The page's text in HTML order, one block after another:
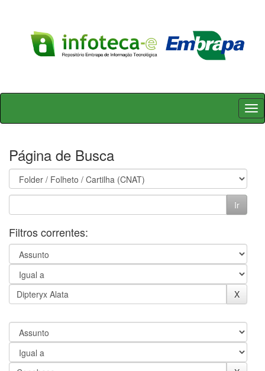
Skip
Página de Busca
Filtros correntes: